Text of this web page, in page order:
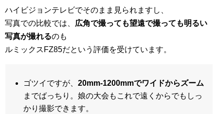
ハイビジョンテレビでそのまま見られますし、
写真での比較では、 広角で撮っても望遠で撮っても明るい
写真が撮れるのも
ルミックスFZ85だという評価を受けています。
ゴツイですが、20mm-1200mmでワイドからズーム
までばっちり。娘の大会もこれで遠くからでもしっ
かり撮影できます。